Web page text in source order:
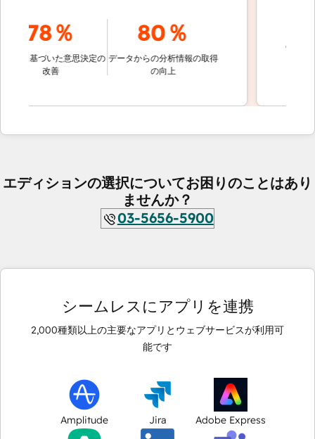
78％
に基づいた意思決定の
改善
80％
データからの分析情報の取得
の向上
のコミュ
エディションの選択についてお困りのことはあり
ませんか？
03-5656-5900
シームレスにアプリを連携
2,000種類以上の主要なアプリとウェブサービスが利用可
能です
Amplitude Jira Adobe Express